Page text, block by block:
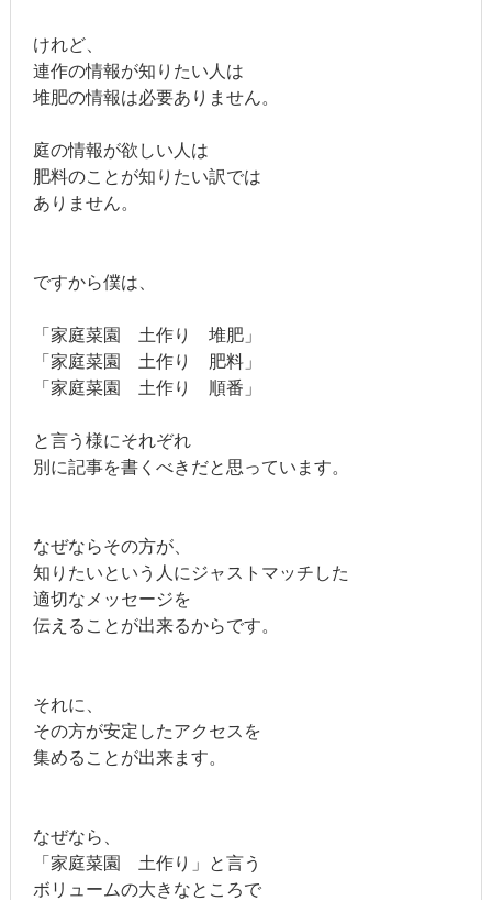
けれど、
連作の情報が知りたい人は
堆肥の情報は必要ありません。
庭の情報が欲しい人は
肥料のことが知りたい訳では
ありません。
ですから僕は、
「家庭菜園 土作り 堆肥」
「家庭菜園 土作り 肥料」
「家庭菜園 土作り 順番」
と言う様にそれぞれ
別に記事を書くべきだと思っています。
なぜならその方が、
知りたいという人にジャストマッチした
適切なメッセージを
伝えることが出来るからです。
それに、
その方が安定したアクセスを
集めることが出来ます。
なぜなら、
「家庭菜園 土作り」と言う
ボリュームの大きなところで